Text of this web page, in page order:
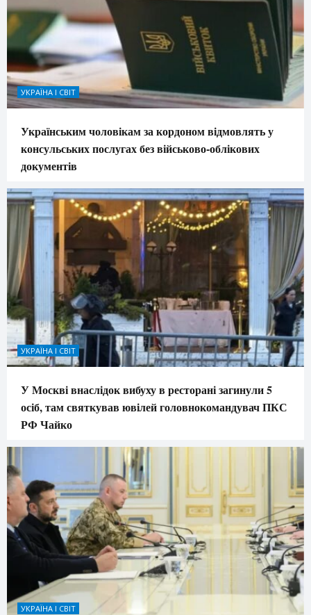
УКРАЇНА І СВІТ
Українським чоловікам за кордоном відмовлять у
консульських послугах без військово-облікових
документів
УКРАЇНА І СВІТ
У Москві внаслідок вибуху в ресторані загинули 5
осіб, там святкував ювілей головнокомандувач ПКС
РФ Чайко
УКРАЇНА І СВІТ